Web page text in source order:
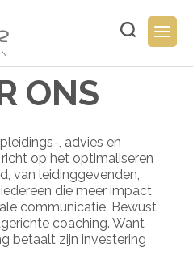
Typ
ONS
, advies en
op het optimaliseren
van leidinggevenden,
die meer impact
communicatie. Bewust
coaching. Want
betaalt zijn investering